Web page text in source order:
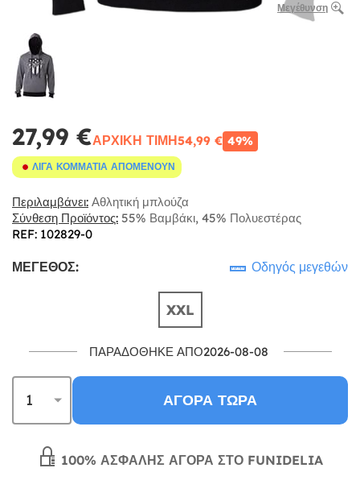
Μεγέθυνση
27,99 €ΑΡΧΙΚΉ ΤΙΜΉ54,99 € 49%
ΛΊΓΑ ΚΟΜΜΆΤΙΑ ΑΠΟΜΈΝΟΥΝ
Περιλαμβάνει: Αθλητική μπλούζα
Σύνθεση Προϊόντος: 55% Βαμβάκι, 45% Πολυεστέρας
REF: 102829-0
ΜΈΓΕΘΟΣ: Οδηγός μεγεθών
XXL
ΠΑΡΑΔΌΘΗΚΕ ΑΠΌ2026-08-08
ΑΓΟΡΆ ΤΏΡΑ
100% ΑΣΦΑΛΉΣ ΑΓΟΡΆ ΣΤΟ FUNIDELIA